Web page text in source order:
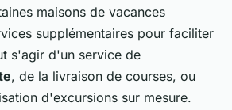
maisons de vacances
supplémentaires pour faciliter
s'agir d'un service de
, de la livraison de courses, ou
d'excursions sur mesure.